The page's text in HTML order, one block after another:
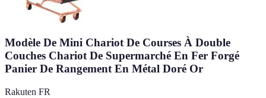
Modèle De Mini Chariot De Courses À Double
Couches Chariot De Supermarché En Fer Forgé
Panier De Rangement En Métal Doré Or
Rakuten FR